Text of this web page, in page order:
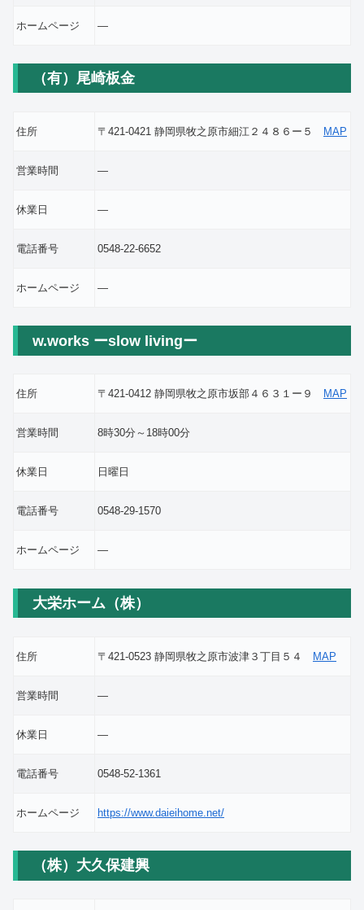
ホームページ ―
（有）尾崎板金
住所 〒421-0421 静岡県牧之原市細江２４８６ー５ MAP
営業時間 ―
休業日 ―
電話番号 0548-22-6652
ホームページ ―
w.works ーslow livingー
住所 〒421-0412 静岡県牧之原市坂部４６３１ー９ MAP
営業時間 8時30分～18時00分
休業日 日曜日
電話番号 0548-29-1570
ホームページ ―
大栄ホーム（株）
住所 〒421-0523 静岡県牧之原市波津３丁目５４ MAP
営業時間 ―
休業日 ―
電話番号 0548-52-1361
ホームページ https://www.daieihome.net/
（株）大久保建興